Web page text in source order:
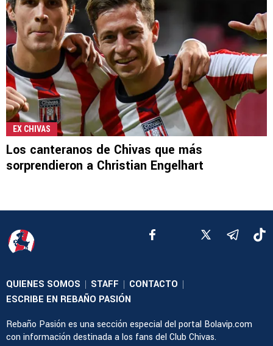
EX CHIVAS
Los canteranos de Chivas que más
sorprendieron a Christian Engelhart
QUIENES SOMOS | STAFF | CONTACTO |
ESCRIBE EN REBAÑO PASIÓN
Rebaño Pasión es una sección especial del portal Bolavip.com
con información destinada a los fans del Club Chivas.